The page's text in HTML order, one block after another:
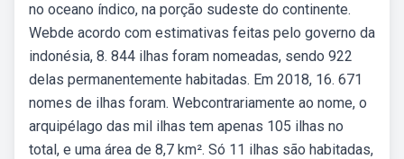
no oceano índico, na porção sudeste do continente.
Webde acordo com estimativas feitas pelo governo da
indonésia, 8. 844 ilhas foram nomeadas, sendo 922
delas permanentemente habitadas. Em 2018, 16. 671
nomes de ilhas foram. Webcontrariamente ao nome, o
arquipélago das mil ilhas tem apenas 105 ilhas no
total, e uma área de 8,7 km². Só 11 ilhas são habitadas,